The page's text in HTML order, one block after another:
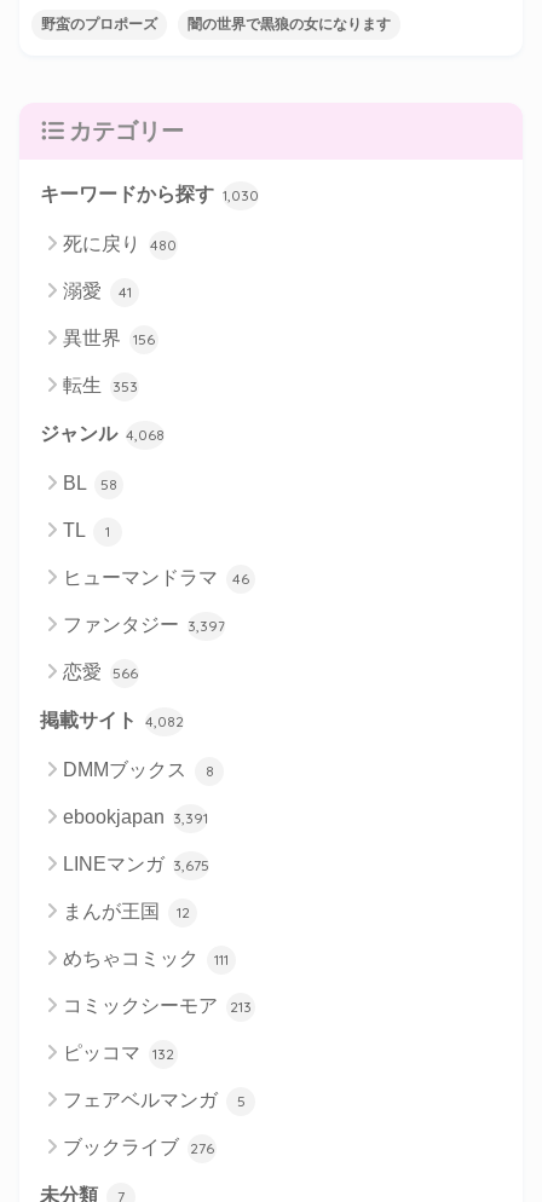
野蛮のプロポーズ 闇の世界で黒狼の女になります
カテゴリー
キーワードから探す 1,030
死に戻り 480
溺愛 41
異世界 156
転生 353
ジャンル 4,068
BL 58
TL 1
ヒューマンドラマ 46
ファンタジー 3,397
恋愛 566
掲載サイト 4,082
DMMブックス 8
ebookjapan 3,391
LINEマンガ 3,675
まんが王国 12
めちゃコミック 111
コミックシーモア 213
ピッコマ 132
フェアベルマンガ 5
ブックライブ 276
未分類 7